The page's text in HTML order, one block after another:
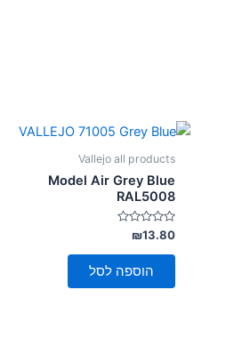
Vallejo all products
Model Air Grey Blue
RAL5008
דורג
0
מתוך
₪13.80
הוספה לסל